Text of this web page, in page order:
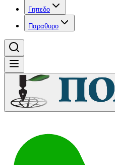
Γηπεδο
Παραθυρο